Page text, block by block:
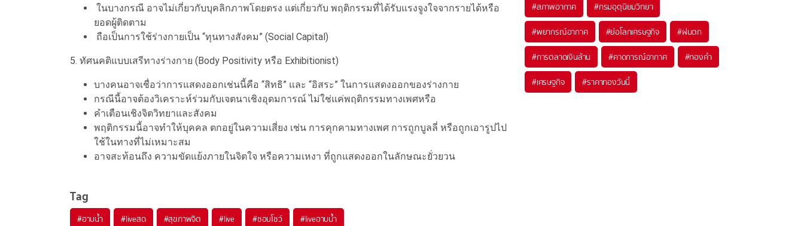
ในบางกรณี อาจไม่เกี่ยวกับบุคลิกภาพโดยตรง แต่เกี่ยวกับ พฤติกรรมที่ได้รับแรงจูงใจจากรายได้หรือ
ยอดผู้ติดตาม
ถือเป็นการใช้ร่างกายเป็น “ทุนทางสังคม” (Social Capital)
5. ทัศนคติแบบเสรีทางร่างกาย (Body Positivity หรือ Exhibitionist)
บางคนอาจเชื่อว่าการแสดงออกเช่นนี้คือ “สิทธิ” และ “อิสระ” ในการแสดงออกของร่างกาย
กรณีนี้อาจต้องวิเคราะห์ร่วมกับเจตนาเชิงอุดมการณ์ ไม่ใช่แค่พฤติกรรมทางเพศหรือ
คำเตือนเชิงจิตวิทยาและสังคม
พฤติกรรมนี้อาจทำให้บุคคล ตกอยู่ในความเสี่ยง เช่น การคุกคามทางเพศ การถูกบูลลี่ หรือถูกเอารูปไป
ใช้ในทางที่ไม่เหมาะสม
อาจสะท้อนถึง ความขัดแย้งภายในจิตใจ หรือความเหงา ที่ถูกแสดงออกในลักษณะยั่วยวน
Tag
#อาบน้ำ #liveสด #สุขภาพจิต #live #ชอบโชว์ #liveอาบน้ำ
#สภาพอากาศ #กรมอุตุนิยมวิทยา
#พยากรณ์อากาศ #ย่อโลกเศรษฐกิจ #ฝนตก
#การตลาดเงินล้าน #คาดการณ์อากาศ #ทองคำ
#เศรษฐกิจ #ราคาทองวันนี้